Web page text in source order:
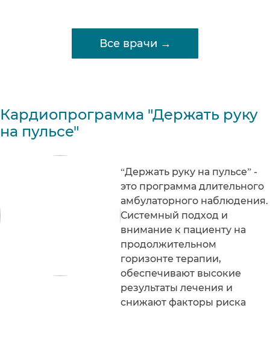
Все врачи →
Кардиопрограмма "Держать руку
на пульсе"
“Держать руку на пульсе” -
это программа длительного
амбулаторного наблюдения.
Системный подход и
внимание к пациенту на
продолжительном
горизонте терапии,
обеспечивают высокие
результаты лечения и
снижают факторы риска